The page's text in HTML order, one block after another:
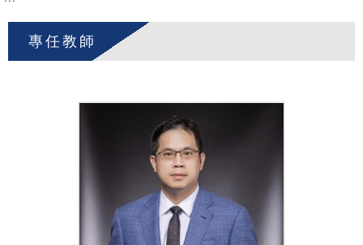
專任教師